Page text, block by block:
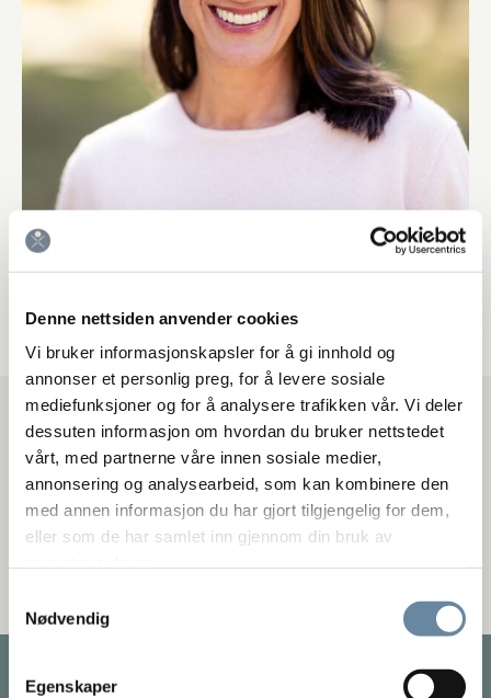
Denne nettsiden anvender cookies
Vi bruker informasjonskapsler for å gi innhold og
annonser et personlig preg, for å levere sosiale
mediefunksjoner og for å analysere trafikken vår. Vi deler
dessuten informasjon om hvordan du bruker nettstedet
vårt, med partnerne våre innen sosiale medier,
annonsering og analysearbeid, som kan kombinere den
med annen informasjon du har gjort tilgjengelig for dem,
eller som de har samlet inn gjennom din bruk av
Nødvendig
Egenskaper
Meld deg på nyhetsbrev
Hold deg oppdatert på de nyeste rådene og behandlingene for
hodepine.